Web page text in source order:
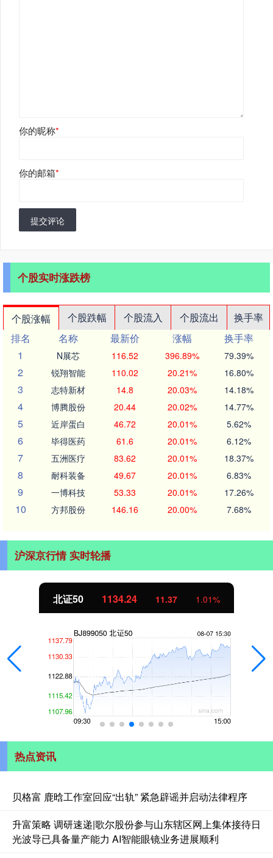
你的昵称*
你的邮箱*
提交评论
个股实时涨跌榜
个股涨幅 个股跌幅 个股流入 个股流出
换手率
排名
名称 最新价 涨幅
换手率
1
N展芯 116.52 396.89% 79.39%
2 锐翔智能 110.02 20.21% 16.80%
3 志特新材 14.8 20.03% 14.18%
4 博腾股份 20.44 20.02% 14.77%
5 近岸蛋白 46.72 20.01% 5.62%
6 毕得医药 61.6 20.01% 6.12%
7 五洲医疗 83.62 20.01% 18.37%
8 耐科装备 49.67 20.01% 6.83%
9 一博科技 53.33 20.01% 17.26%
10 方邦股份 146.16 20.00% 7.68%
沪深京行情 实时轮播
北证50 1134.24 11.37 1.01%
热点资讯
贝格富 鹿晗工作室回应“出轨” 紧急辟谣并启动法律程序
升富策略 调研速递|歌尔股份参与山东辖区网上集体接待日
光波导已具备量产能力 AI智能眼镜业务进展顺利